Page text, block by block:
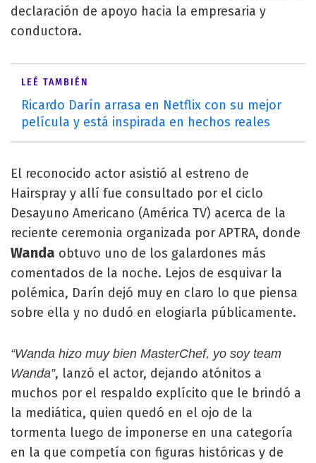
declaración de apoyo hacia la empresaria y
conductora.
LEÉ TAMBIÉN
Ricardo Darín arrasa en Netflix con su mejor
película y está inspirada en hechos reales
El reconocido actor asistió al estreno de
Hairspray y allí fue consultado por el ciclo
Desayuno Americano (América TV) acerca de la
reciente ceremonia organizada por APTRA, donde
Wanda obtuvo uno de los galardones más
comentados de la noche. Lejos de esquivar la
polémica, Darín dejó muy en claro lo que piensa
sobre ella y no dudó en elogiarla públicamente.
“Wanda hizo muy bien MasterChef, yo soy team
Wanda”, lanzó el actor, dejando atónitos a
muchos por el respaldo explícito que le brindó a
la mediática, quien quedó en el ojo de la
tormenta luego de imponerse en una categoría
en la que competía con figuras históricas y de